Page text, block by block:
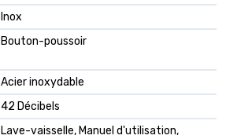
Inox
Bouton-poussoir
Acier inoxydable
42 Décibels
Lave-vaisselle, Manuel d'utilisation,